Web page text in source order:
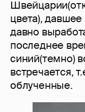
цвета),
давно
последнее
синий(темно)
встречается,
облученные.